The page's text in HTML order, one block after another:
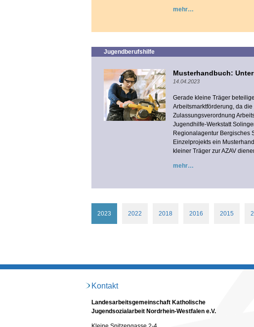
mehr
Jugendberufshilfe
Musterhandbuch:
14.04.2023
Gerade kleine Träger
Arbeitsmarktförderung, da
Zulassungsverordnung
Jugendhilfe-Werkstatt
Regionalagentur Bergisches
Einzelprojekts ein
kleiner Träger zur AZAV
mehr
2023 2022 2018 2016 2015
Kontakt
Landesarbeitsgemeinschaft Katholische
Jugendsozialarbeit Nordrhein-Westfalen e.V.